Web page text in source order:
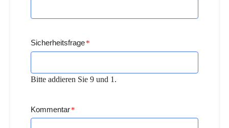
Sicherheitsfrage*
Bitte addieren Sie 9 und 1.
Kommentar*